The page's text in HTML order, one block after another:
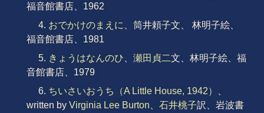
福音館書店、1962
4. おでかけのまえに
、筒井頼子文、 林明子絵、
福音館書店、1981
5. きょうはなんのひ 瀬田貞二文、林明子絵、福
音館書店、1979
6. ちいさいおうち（A Little House, 1942）
written by Virginia Lee Burton 石井桃子訳、岩波書